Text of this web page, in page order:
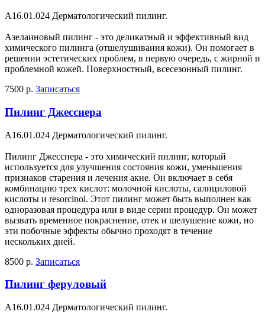
A16.01.024 Дерматологический пилинг.
Азелаиновый пилинг - это деликатный и эффективный вид
химического пилинга (отшелушивания кожи). Он помогает в
решении эстетических проблем, в первую очередь, с жирной и
проблемной кожей. Поверхностный, всесезонный пилинг.
7500 р. Записаться
Пилинг Джесснера
A16.01.024 Дерматологический пилинг.
Пилинг Джесснера - это химический пилинг, который
используется для улучшения состояния кожи, уменьшения
признаков старения и лечения акне. Он включает в себя
комбинацию трех кислот: молочной кислоты, салициловой
кислоты и resorcinol. Этот пилинг может быть выполнен как
одноразовая процедура или в виде серии процедур. Он может
вызвать временное покраснение, отек и шелушение кожи, но
эти побочные эффекты обычно проходят в течение
нескольких дней.
8500 р. Записаться
Пилинг феруловый
A16.01.024 Дерматологический пилинг.